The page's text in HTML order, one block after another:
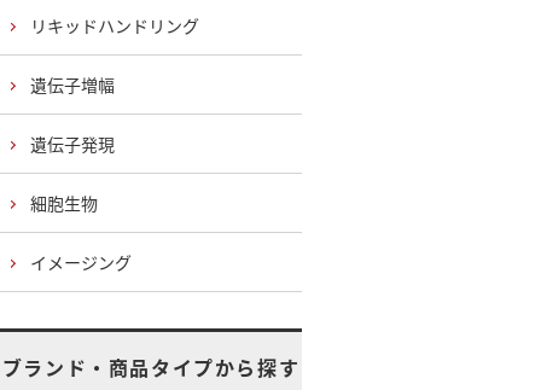
リキッドハンドリング
遺伝子増幅
遺伝子発現
細胞生物
イメージング
ブランド・商品タイプから探す